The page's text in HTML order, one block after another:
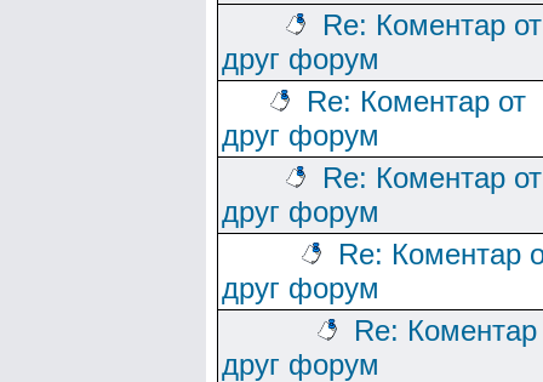
Re: Коментар от
друг форум
Re: Коментар от
друг форум
Re: Коментар от
друг форум
Re: Коментар
друг форум
Re: Коментар
друг форум